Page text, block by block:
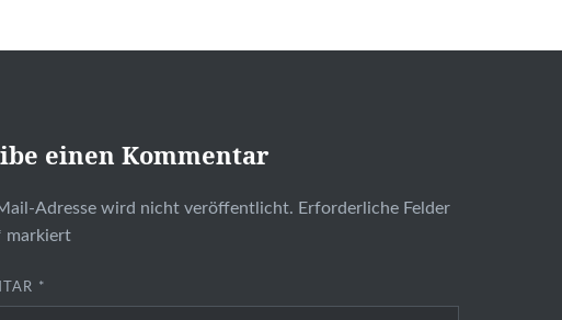
einen Kommentar
Adresse wird nicht veröffentlicht. Erforderliche Felder
markiert
*